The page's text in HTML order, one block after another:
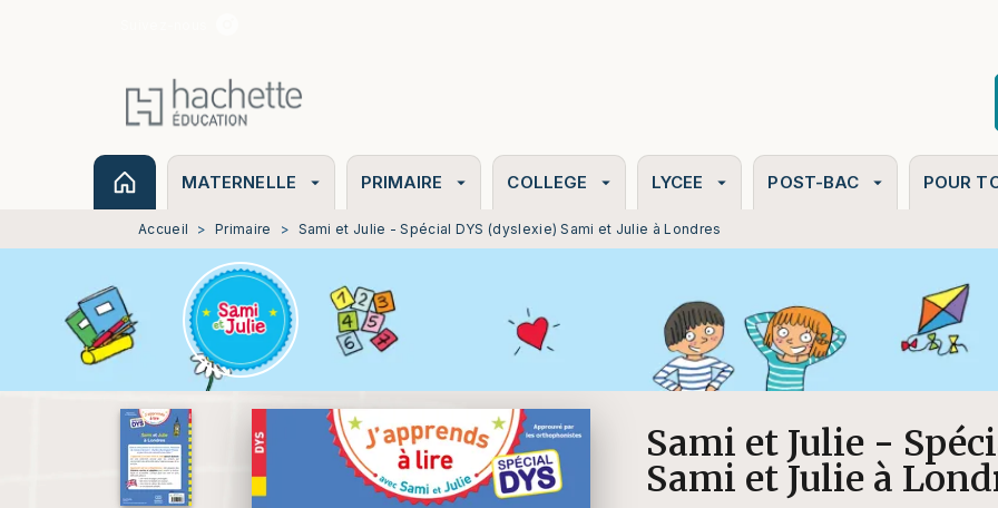
MATERNELLE arrow_drop_down PRIMAIRE arrow_drop_down COLLEGE arrow_drop_down LYCEE arrow_drop_down POST-BAC arrow_drop_down POUR
Accueil > Primaire > Sami et Julie - Spécial DYS (dyslexie) Sami et Julie à Londres
Sami et Julie -
Sami et Julie à